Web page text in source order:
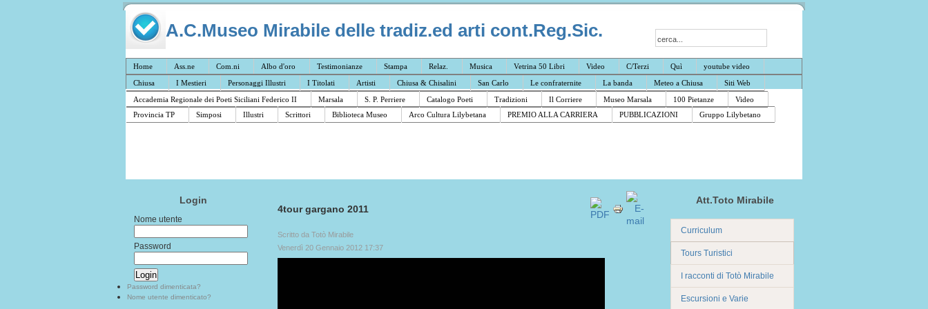
A.C.Museo Mirabile delle tradiz.ed arti cont.Reg.Sic.
Home Ass.ne Com.ni Albo d'oro Testimonianze Stampa Relaz. Musica Vetrina 50 Libri Video C/Terzi Quì
youtube video
Chiusa
I Mestieri Personaggi Illustri I Titolati Artisti Chiusa & Chisalini San Carlo Le confraternite La banda Meteo a Chiusa
Siti Web
Accademia Regionale dei Poeti Siciliani Federico II
Marsala S. P. Perriere Catalogo Poeti Tradizioni Il Corriere Museo Marsala 100 Pietanze
Video
Provincia TP
Simposi Illustri Scrittori Biblioteca Museo Arco Cultura Lilybetana PREMIO ALLA CARRIERA PUBBLICAZIONI Gruppo Lilybetano
Login
Nome utente
Password
Password dimenticata?
Nome utente dimenticato?
4tour gargano 2011
Scritto da Totò Mirabile
Venerdì 20 Gennaio 2012 17:37
Att.Toto Mirabile
Curriculum
Tours Turistici
I racconti di Totò Mirabile
Escursioni e Varie